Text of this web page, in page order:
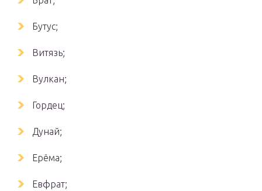
Бутус;
Витязь;
Вулкан;
Гордец;
Дунай;
Ерёма;
Евфрат;